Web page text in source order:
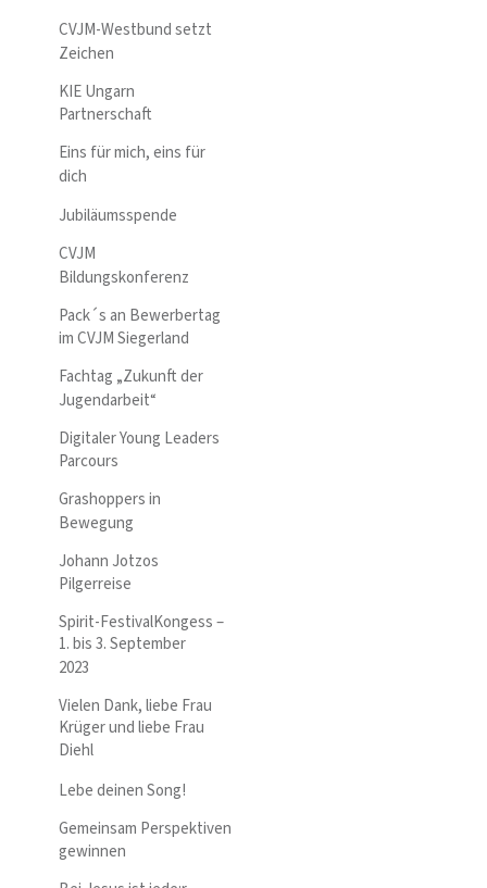
CVJM-Westbund setzt
Zeichen
KIE Ungarn
Partnerschaft
Eins für mich, eins für
dich
Jubiläumsspende
CVJM
Bildungskonferenz
Pack´s an Bewerbertag
im CVJM Siegerland
Fachtag „Zukunft der
Jugendarbeit“
Digitaler Young Leaders
Parcours
Grashoppers in
Bewegung
Johann Jotzos
Pilgerreise
Spirit-FestivalKongess –
1. bis 3. September
2023
Vielen Dank, liebe Frau
Krüger und liebe Frau
Diehl
Lebe deinen Song!
Gemeinsam Perspektiven
gewinnen